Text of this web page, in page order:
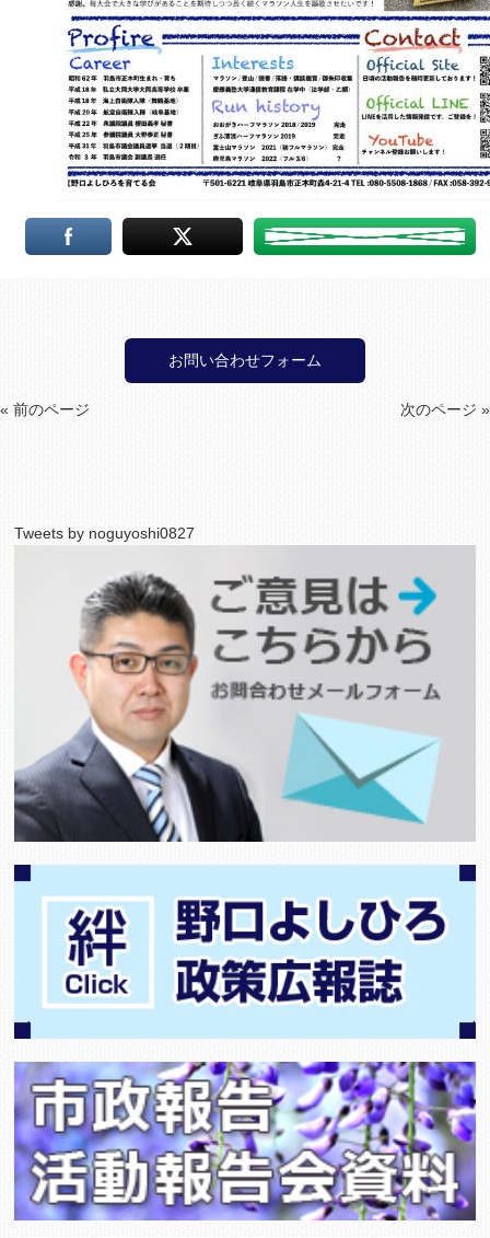
お問い合わせフォーム
« 前のページ 次のページ »
Tweets by noguyoshi0827